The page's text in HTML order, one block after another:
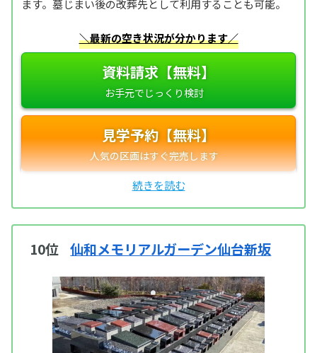
ます。墓じまい後の改葬先として利用することも可能。
＼最新の空き状況が分かります／
資料請求【無料】
見学予約【無料】
10位 仙和メモリアルガーデン仙台新坂